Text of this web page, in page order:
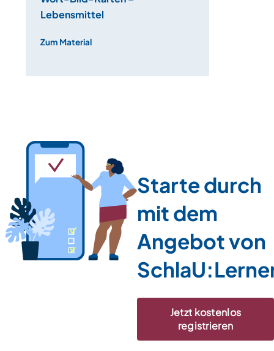
Lebensmittel
Zum Material
Starte durch
mit dem
Angebot von
Jetzt kostenlos
registrieren